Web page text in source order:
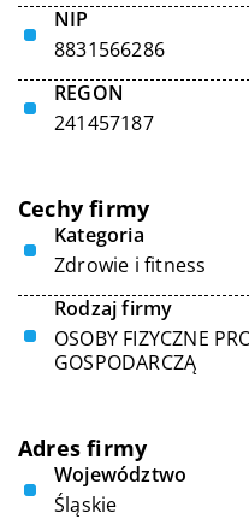
NIP
8831566286
REGON
241457187
Cechy firmy
Kategoria
Zdrowie i fitness
Rodzaj firmy
OSOBY FIZYCZNE
GOSPODARCZĄ
Adres firmy
Województwo
Śląskie